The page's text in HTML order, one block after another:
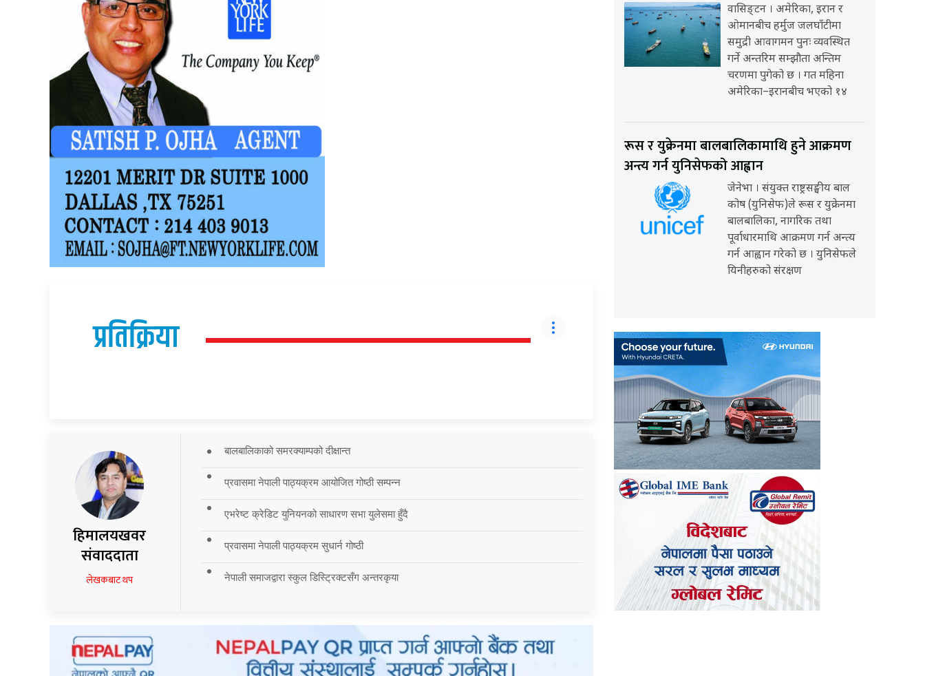
प्रतिक्रिया
हिमालयखवर
संवाददाता
लेखकबाट थप
बालबालिकाको समरक्याम्पको दीक्षान्त
प्रवासमा नेपाली पाठ्यक्रम आयोजित गोष्ठी सम्पन्न
एभरेष्ट क्रेडिट युनियनको साधारण सभा युलेसमा हुँदै
प्रवासमा नेपाली पाठ्यक्रम सुधार्न गोष्ठी
नेपाली समाजद्वारा स्कुल डिस्ट्रिक्टसँग अन्तरकृया
वासिङ्टन । अमेरिका, इरान र
ओमानबीच हर्मुज जलघाँटीमा
समुद्री आवागमन पुनः व्यवस्थित
गर्ने अन्तरिम सम्झौता अन्तिम
चरणमा पुगेको छ । गत महिना
अमेरिका–इरानबीच भएको १४
रूस र युक्रेनमा बालबालिकामाथि हुने आक्रमण
अन्त्य गर्न युनिसेफको आह्वान
जेनेभा । संयुक्त राष्ट्रसङ्घीय बाल
कोष (युनिसेफ)ले रूस र युक्रेनमा
बालबालिका, नागरिक तथा
पूर्वाधारमाथि आक्रमण गर्न अन्त्य
गर्न आह्वान गरेको छ । युनिसेफले
यिनीहरुको संरक्षण